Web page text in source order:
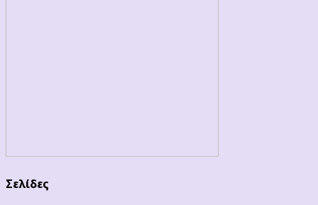
Σελίδες